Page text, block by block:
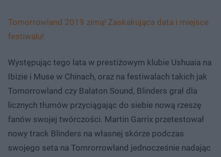
Tomorrowland 2019 zimą! Zaskakująca data i miejsce
festiwalu!
Występując tego lata w prestiżowym klubie Ushuaia na
Ibizie i Muse w Chinach, oraz na festiwalach takich jak
Tomorrowland czy Balaton Sound, Blinders grał dla
licznych tłumów przyciągając do siebie nową rzeszę
fanów swojej twórczości. Martin Garrix przetestował
nowy track Blinders na własnej skórze podczas
swojego seta na Tomrorrowland jednocześnie nadając